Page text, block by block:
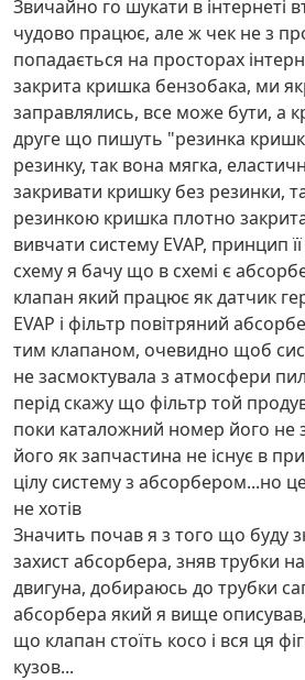
Звичайно го шукати в інтернеті
чудово працює, але ж чек не з
попадається на просторах
закрита кришка бензобака, ми
заправлялись, все може бути, а
друге що пишуть "резинка
резинку, так вона мягка,
закривати кришку без резинки,
резинкою кришка плотно
вивчати систему EVAP, принцип
схему я бачу що в схемі є
клапан який працює як датчик
EVAP і фільтр повітряний
тим клапаном, очевидно щоб
не засмоктувала з атмосфери
перід скажу що фільтр той
поки каталожний номер його
його як запчастина не існує в
цілу систему з абсорбером...но
не хотів
Значить почав я з того що буду
захист абсорбера, зняв трубки
двигуна, добираюсь до трубки
абсорбера який я вище
що клапан стоїть косо і вся ця
кузов...